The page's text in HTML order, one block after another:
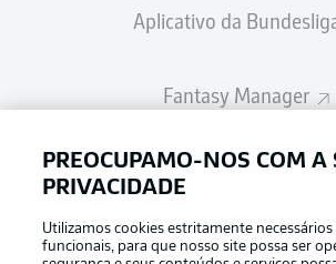
Aplicativo da
Fantasy Manager
BUNDESLIGA-GROUP
Escolha seu idioma
Modo
PREOCUPAMO-NOS COM A
PRIVACIDADE
Utilizamos cookies estritamente necessários
funcionais, para que nosso site possa ser